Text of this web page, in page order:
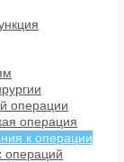
операции
операция
к операции
операций